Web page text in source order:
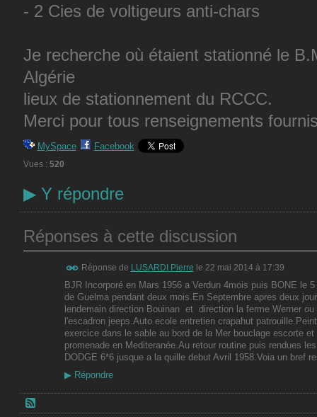
- 2 Cies de voltigeurs anti-chars
Je recherche où étaient stationné le
Algérie
lieux de stationnement du RCCC.
Merci pour tous renseignements
MySpace Facebook
Vues : 520
▶Y répondre
Réponses à cette discussion
Réponse de LUSARDI Pierre le 22 mai 2014 à 17:39
BJR Incorporé en Mars 1956 a Verdun 4mois puis BONE le
de Guelma pendant deux mois.En Septembre apres deux
lendemain direction Bouinan et direction la ferme Werner
l'escadron jeeps.Auto ecole entretien crapahut
exercice dans le sable au bord de la Mer bouclage escorte
promenade en Mediteranée.Au retour routine puis rendues
DODGE 6*6 jusque a la quille debut Avril 1958.Voia un bref
▶Répondre